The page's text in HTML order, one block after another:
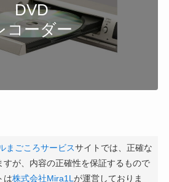
DVD
コーダー
まごころサービスサイトでは、正確な
が、内容の正確性を保証するもので
は株式会社Mira1L が運営しておりま